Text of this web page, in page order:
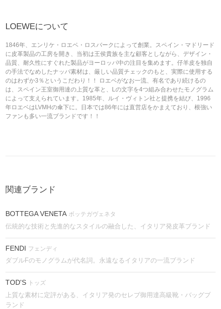
LOEWEについて
1846年、エンリケ・ロエベ・ロスバークによって創業。スペイン・マドリード
に皮革製品の工房を開き、当初は王侯貴族を主な顧客としながら、デザイン・
品質、耐久性にすぐれた製品がヨーロッパ中の注目を集めます。仔羊皮を独自
の手法でなめしたナッパ素材は、厳しい品質チェックのもと、実際に使用する
のはわずか3％というこだわり！！ ロエベがなお一流、有名であり続けるの
は、スペイン王室御用達の上質な革と、Lの文字を4つ組み合わせたモノグラム
によって支えられています。1985年、ルイ・ヴィトン社と提携を結び、1996
年ロエベはLVMHの傘下に。日本では86年には直営店をかまえており、根強い
ファンも多い一流ブランドです！！
関連ブランド
BOTTEGA VENETA ボッテガヴェネタ
伝統的な技術と先進的なスタイルの融合した、イタリア発皮革ブランド
FENDI フェンディ
ダブルFのモノグラムが代名詞。永遠なるイタリアの一流ブランド
TOD'S トッズ
上質な素材に定評がある、イタリア発のセレブ御用達高級靴・バッグブ
ランド